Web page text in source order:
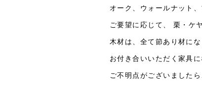
オーク、ウォールナット
ご要望に応じて、 栗・ケ
木材は、全て節あり材に
お付き合いいただく家具
ご不明点がございました